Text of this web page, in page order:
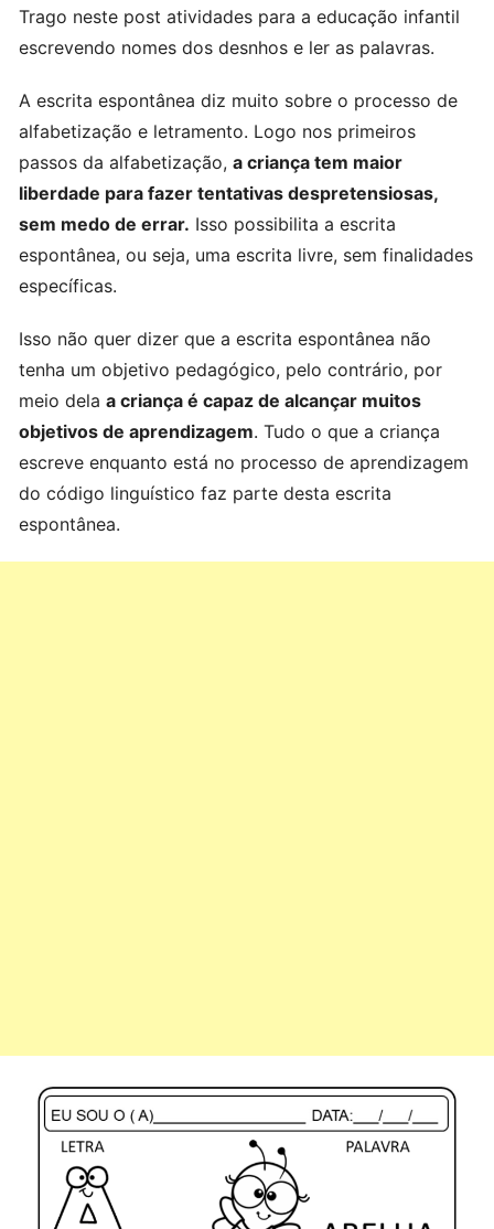
Trago neste post atividades para a educação infantil
escrevendo nomes dos desnhos e ler as palavras.
A escrita espontânea diz muito sobre o processo de
alfabetização e letramento. Logo nos primeiros
passos da alfabetização,a criança tem maior
liberdade para fazer tentativas despretensiosas,
sem medo de errar. Isso possibilita a escrita
espontânea, ou seja, uma escrita livre, sem finalidades
específicas.
Isso não quer dizer que a escrita espontânea não
tenha um objetivo pedagógico, pelo contrário, por
meio delaa criança é capaz de alcançar muitos
objetivos de aprendizagem. Tudo o que a criança
escreve enquanto está no processo de aprendizagem
do código linguístico faz parte desta escrita
espontânea.